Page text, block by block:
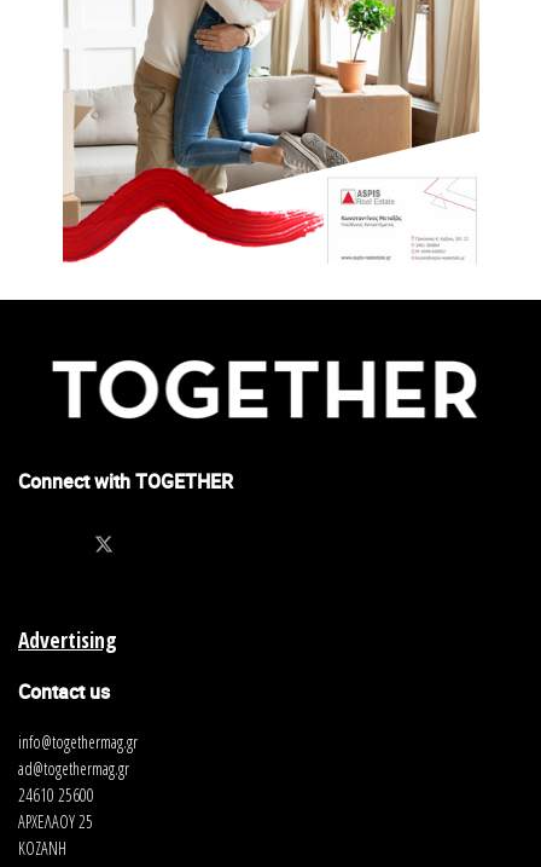
Connect with TOGETHER
Advertising
Contact us
info@togethermag.gr
ad@togethermag.gr
24610 25600
ΑΡΧΕΛΑΟΥ 25
ΚΟΖΑΝΗ